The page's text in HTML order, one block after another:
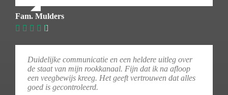
Fam. Mulders
Duidelijke communicatie en een heldere uitleg over
de staat van mijn rookkanaal. Fijn dat ik na afloop
een veegbewijs kreeg. Het geeft vertrouwen dat alles
goed is gecontroleerd.